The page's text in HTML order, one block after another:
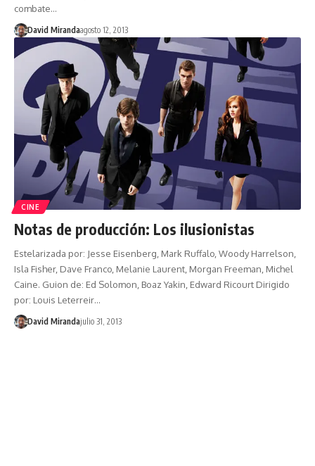
combate…
David Mirandaagosto 12, 2013
CINE
Notas de producción: Los ilusionistas
Estelarizada por: Jesse Eisenberg, Mark Ruffalo, Woody Harrelson,
Isla Fisher, Dave Franco, Melanie Laurent, Morgan Freeman, Michel
Caine. Guion de: Ed Solomon, Boaz Yakin, Edward Ricourt Dirigido
por: Louis Leterreir…
David Mirandajulio 31, 2013